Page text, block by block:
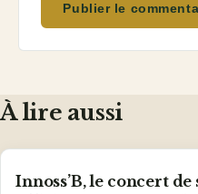
Publier le
À lire aussi
Innoss’B, le concert de